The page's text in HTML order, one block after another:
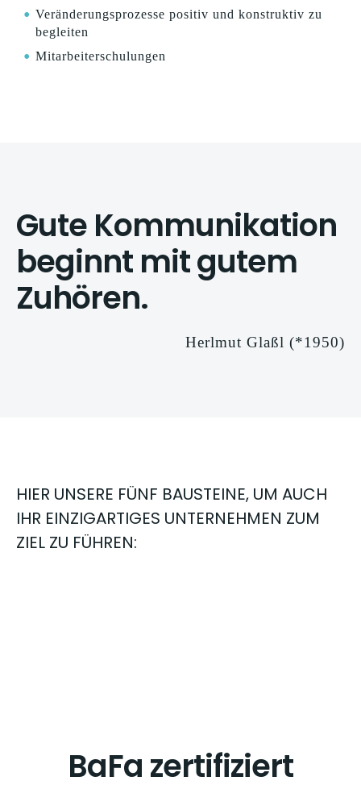
Veränderungsprozesse positiv und konstruktiv zu
begleiten
Mitarbeiterschulungen
Gute Kommunikation
beginnt mit gutem
Zuhören.
Herlmut Glaßl (*1950)
HIER UNSERE FÜNF BAUSTEINE, UM AUCH
IHR EINZIGARTIGES UNTERNEHMEN ZUM
ZIEL ZU FÜHREN:
BaFa zertifiziert